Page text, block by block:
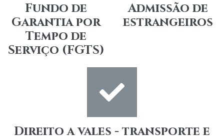
Fundo de
Garantia por
Tempo de
Serviço (FGTS)
Admissão de
estrangeiros
Direito a vales - transporte e